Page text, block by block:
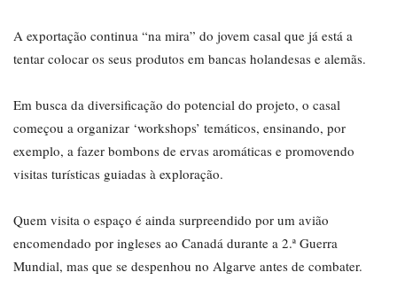
A exportação continua “na mira” do jovem casal que já está a
tentar colocar os seus produtos em bancas holandesas e alemãs.
Em busca da diversificação do potencial do projeto, o casal
começou a organizar ‘workshops’ temáticos, ensinando, por
exemplo, a fazer bombons de ervas aromáticas e promovendo
visitas turísticas guiadas à exploração.
Quem visita o espaço é ainda surpreendido por um avião
encomendado por ingleses ao Canadá durante a 2.ª Guerra
Mundial, mas que se despenhou no Algarve antes de combater.